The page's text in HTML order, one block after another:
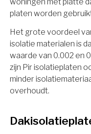
platen worden
Het grote voordeel
isolatie materialen is
waarde van 0.002 en
zijn Pir isolatieplaten
minder
overhoudt.